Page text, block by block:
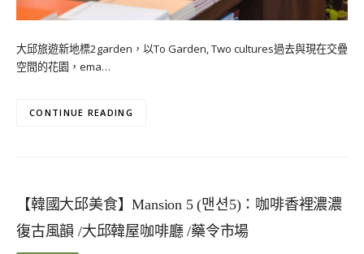
大邱旅遊新地標2garden，以To Garden, Two cultures過去與現在交疊
空間的花園，ema…
CONTINUE READING
【韓國大邱美食】Mansion 5 (맨션5)：咖啡香裡濃濃
復古風韻 /大邱韓屋咖啡廳 /藥令市場